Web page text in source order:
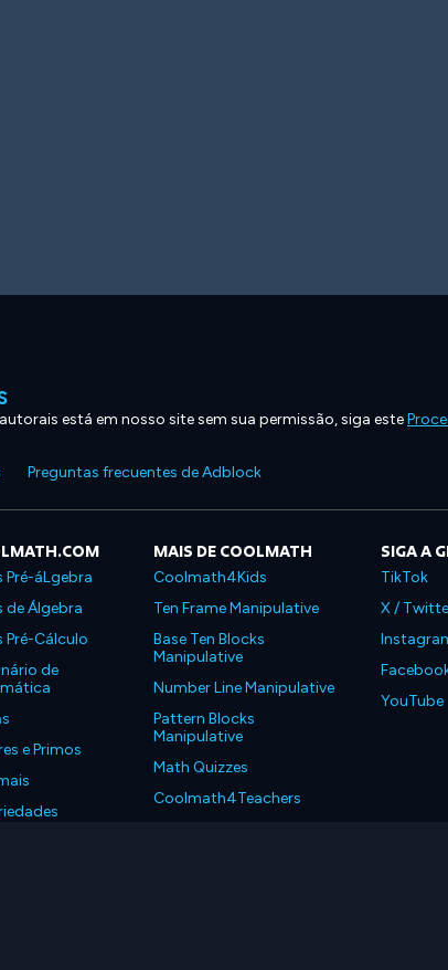
está em nosso site sem sua permissão, siga este
Preguntas frecuentes de Adblock
Pré-áLgebra
de Álgebra
Pré-Cálculo
de
e Primos
MAIS DE COOLMATH
Coolmath4Kids
Ten Frame Manipulative
Base Ten Blocks
Manipulative
Number Line Manipulative
Pattern Blocks
Manipulative
Math Quizzes
Coolmath4Teachers
SIGA A
TikTok
X /
YouTube